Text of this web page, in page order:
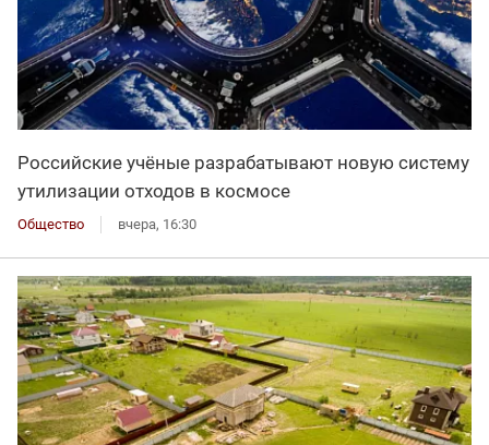
Российские учёные разрабатывают новую систему
утилизации отходов в космосе
Общество вчера, 16:30